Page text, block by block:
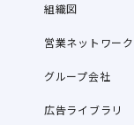
組織図
営業ネットワーク
グループ会社
広告ライブラリ